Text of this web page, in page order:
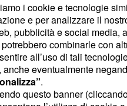
è stata dominante.
e degli altri mediani ha
nerazzurri è completo e
i cookie e tecnologie
e per analizzare il
pubblicità e social media,
combinarle con
all’uso di tali
anche eventualmente
.
questo banner